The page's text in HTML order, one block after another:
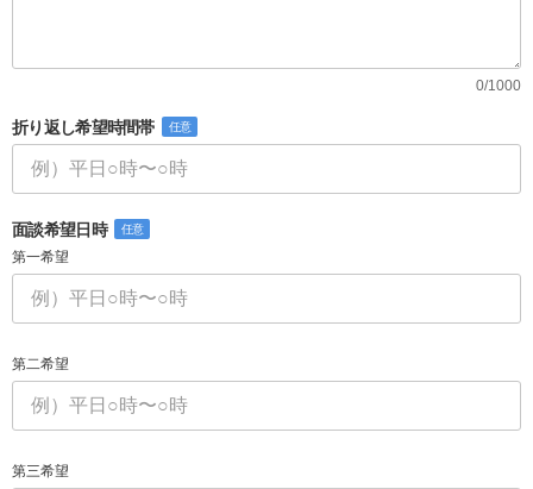
0/1000
折り返し希望時間帯 任意
面談希望日時 任意
第一希望
第二希望
第三希望